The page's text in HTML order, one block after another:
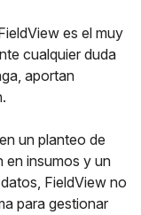
es el muy
cualquier duda
aportan
un planteo de
en insumos y un
FieldView no
para gestionar